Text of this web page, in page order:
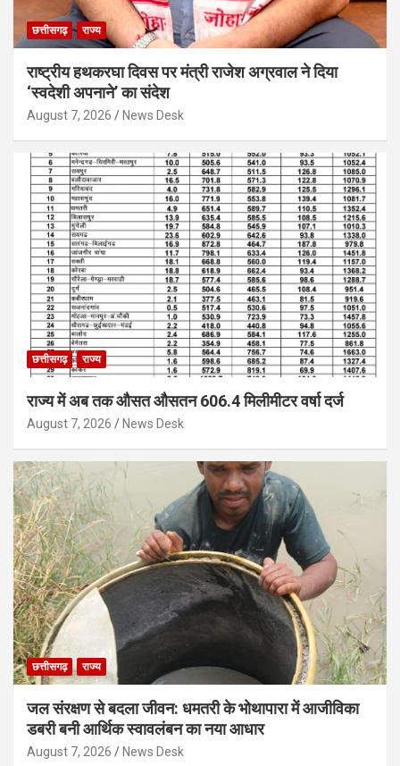
छत्तीसगढ़ राज्य
राष्ट्रीय हथकरघा दिवस पर मंत्री राजेश अग्रवाल ने दिया
‘स्वदेशी अपनाने’ का संदेश
August 7, 2026 News Desk
छत्तीसगढ़ राज्य
राज्य में अब तक औसत औसतन 606.4 मिलीमीटर वर्षा दर्ज
August 7, 2026 News Desk
छत्तीसगढ़ राज्य
जल संरक्षण से बदला जीवन: धमतरी के भोथापारा में आजीविका
डबरी बनी आर्थिक स्वावलंबन का नया आधार
August 7, 2026 News Desk